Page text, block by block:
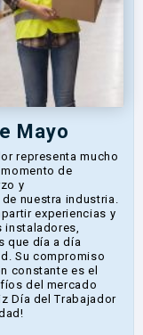
Mayo
representa mucho
de
y
nuestra industria.
experiencias y
que día a día
Su compromiso
constante es el
del mercado
Día del Trabajador